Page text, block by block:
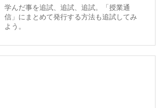
学んだ事を追試、追試、追試。「授業通
信」にまとめて発行する方法も追試してみ
よう。